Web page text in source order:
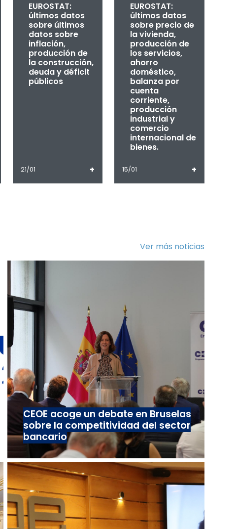
EUROSTAT:
últimos datos
sobre últimos
datos sobre
inflación,
producción de
la construcción,
deuda y déficit
públicos
21/01 +
EUROSTAT:
últimos datos
sobre precio de
la vivienda,
producción de
los servicios,
ahorro
doméstico,
balanza por
cuenta
corriente,
producción
industrial y
comercio
internacional de
bienes.
15/01 +
Ver más noticias
CEOE acoge un debate en Bruselas
sobre la competitividad del sector
bancario